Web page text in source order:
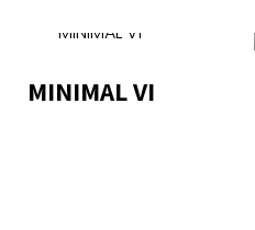
MINIMAL VI